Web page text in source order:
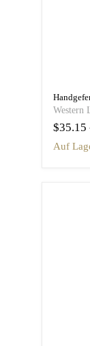
Western
$35.15
auf